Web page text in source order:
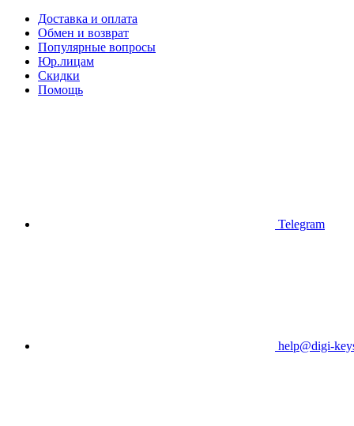
Доставка и оплата
Обмен и возврат
Популярные вопросы
Юр.лицам
Скидки
Помощь
Telegram
help@digi-